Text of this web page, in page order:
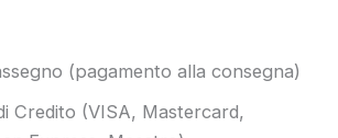
(pagamento alla consegna)
Credito (VISA, Mastercard,